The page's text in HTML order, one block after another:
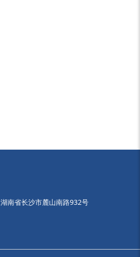
湖南省长沙市麓山南路932号